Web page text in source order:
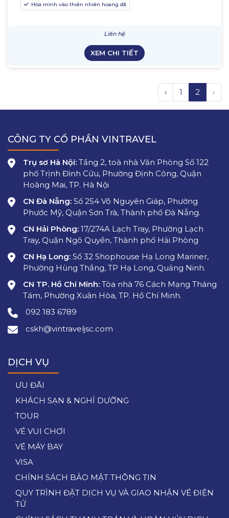
Hòa mình vào thiên nhiên hoang dã
Liên hệ
XEM CHI TIẾT
‹ 1 2 ›
CÔNG TY CỔ PHẦN VINTRAVEL
Trụ sơ Hà Nội: Tầng 2, toà nhà Văn Phòng Số 122
phố Trịnh Đình Cửu, Phường Định Công, Quận
Hoàng Mai, TP. Hà Nội
CN Đà Nẵng: Số 254 Võ Nguyên Giáp, Phường
Phước Mỹ, Quận Sơn Trà, Thành phố Đà Nẵng.
CN Hải Phòng: 17/274A Lạch Tray, Phường Lạch
Tray, Quận Ngô Quyền, Thành phố Hải Phòng
CN Hạ Long: Số 32 Shophouse Hạ Long Mariner,
Phường Hùng Thắng, TP Hạ Long, Quảng Ninh.
CN TP. Hồ Chí Minh: Tòa nhà 76 Cách Mạng Tháng
Tám, Phường Xuân Hòa, TP. Hồ Chí Minh.
092 183 6789
cskh@vintraveljsc.com
DỊCH VỤ
ƯU ĐÃI
KHÁCH SẠN & NGHỈ DƯỠNG
TOUR
VÉ VUI CHƠI
VÉ MÁY BAY
VISA
CHÍNH SÁCH BẢO MẬT THÔNG TIN
QUY TRÌNH ĐẶT DỊCH VỤ VÀ GIAO NHẬN VÉ ĐIỆN
TỬ